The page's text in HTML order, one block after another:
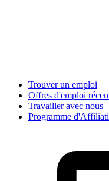
Trouver un emploi
Offres d'emploi
Travailler avec nous
Programme